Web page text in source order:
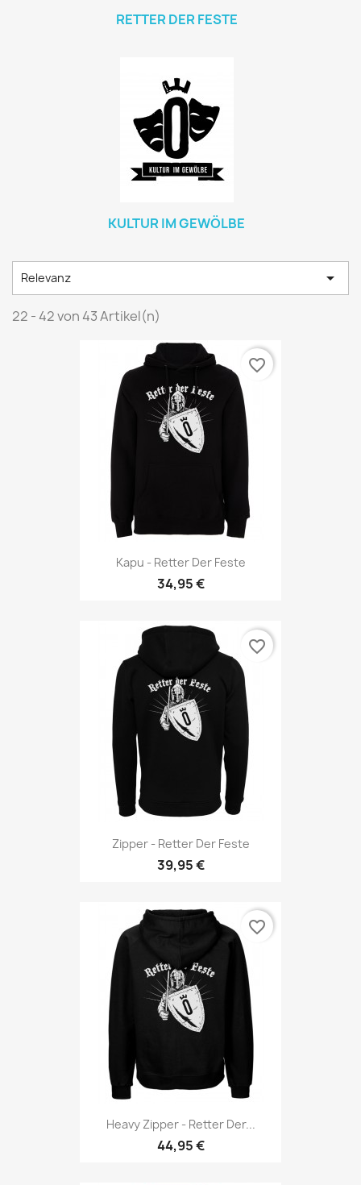
RETTER DER FESTE
KULTUR IM GEWÖLBE
Relevanz 
22 - 42 von 43 Artikel(n)
Kapu - Retter Der Feste
34,95 €
favorite_border
Zipper - Retter Der Feste
39,95 €
favorite_border
Heavy Zipper - Retter Der...
44,95 €
favorite_border